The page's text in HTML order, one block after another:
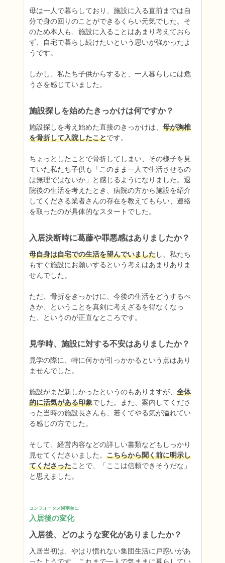
母は一人で暮らしており、施設に入る直前までは自
分で身の回りのことができるくらい元気でした。そ
のため本人も、施設に入ることはあまり考えておら
ず、自宅で暮らし続けたいという思いが強かったよ
うです。
しかし、私たち子供からすると、一人暮らしには危
うさを感じていました。
施設探しを始めたきっかけは何ですか？
施設探しを考え始めた直接のきっかけは、 母が胸椎
を骨折して入院したことです。
ちょっとしたことで骨折してしまい、その様子を見
ていた私たち子供も「このまま一人で生活させるの
は無理ではないか」と感じるようになりました。退
院後の生活を考えたとき、病院の方から施設を紹介
してくださる業者さんの存在を教えてもらい、連絡
を取ったのが具体的なスタートでした。
入居決断時に葛藤や罪悪感はありましたか？
母自身は自宅での生活を望んでいましたし、私たち
もすぐ施設にお願いするという考えはあまりありま
せんでした。
ただ、骨折をきっかけに、今後の生活をどうするべ
きか、ということを真剣に考えざるを得なくなっ
た、というのが正直なところです。
見学時、施設に対する不安はありましたか？
見学の際に、特に何かが引っかかるという点はあり
ませんでした。
施設がまだ新しかったというのもありますが、 全体
的に活気がある印象でした。また、案内してくださ
った当時の施設長さんも、若くてやる気が溢れてい
る感じの方でした。
そして、経営内容などの詳しい書類などもしっかり
見せてくださいました。 こちらから聞く前に明示し
てくださったことで、「ここは信頼できそうだな」
と思えました。
コンフォータス湘南台に
入居後の変化
入居後、どのような変化がありましたか？
入居当初は、やはり慣れない集団生活に戸惑いがあ